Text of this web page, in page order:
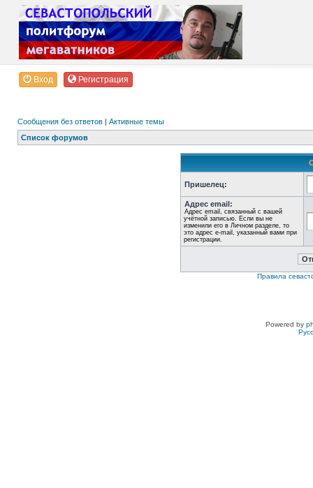
Вход Регистрация
Сообщения без ответов | Активные темы
Список форумов
Пришелец:
Адрес email:
Адрес email, связанный с вашей
учётной записью. Если вы не
изменили его в Личном разделе, то
это адрес e-mail, указанный вами при
регистрации.
Правила
Powered by